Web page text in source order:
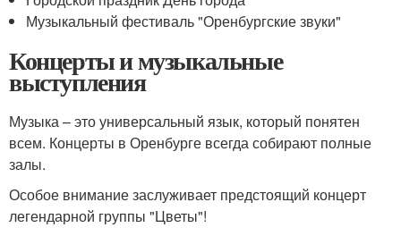
Музыкальный фестиваль "Оренбургские звуки"
Концерты и музыкальные
выступления
Музыка – это универсальный язык, который понятен
всем. Концерты в Оренбурге всегда собирают полные
залы.
Особое внимание заслуживает предстоящий концерт
легендарной группы "Цветы"!